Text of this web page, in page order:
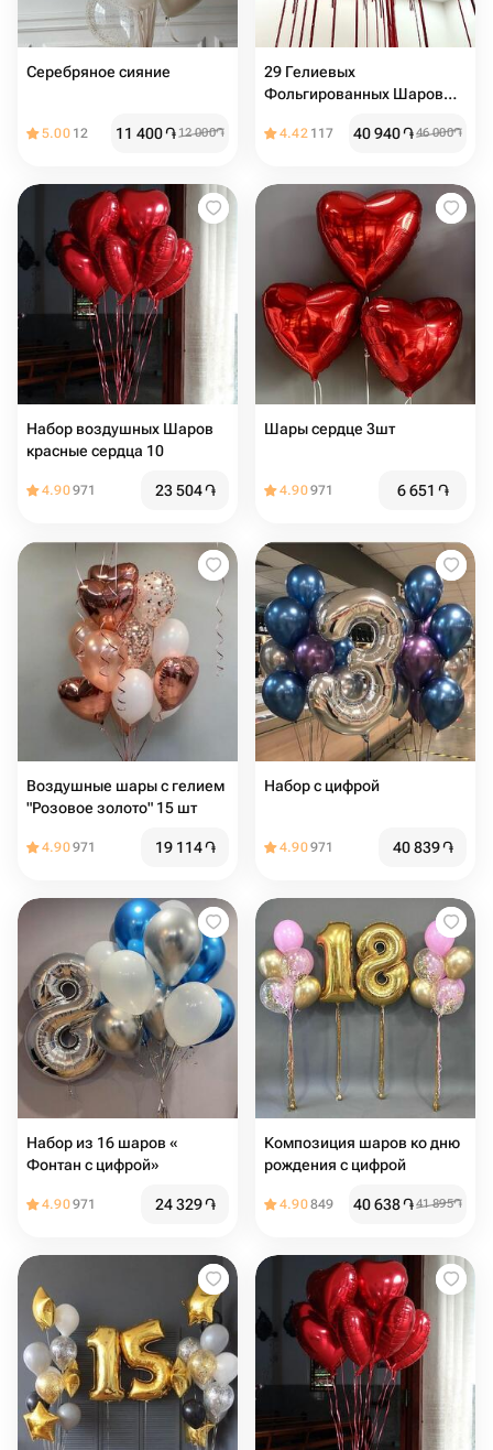
Серебряное сияние
5.00 12 11 400֏12 000֏
29 Гелиевых
Фольгированных Шаров
Настроения
4.42 117 40 940֏46 000֏
Набор воздушных Шаров
красные сердца 10
4.90971 23 504֏
Шары сердце 3шт
4.90971 6 651 ֏
Воздушные шары с гелием
"Розовое золото" 15 шт
4.90971 19 114֏
Набор с цифрой
4.90971 40 839֏
Набор из 16 шаров «
Фонтан с цифрой»
4.90971 24 329֏
Композиция шаров ко дню
рождения с цифрой
4.90849 40 638֏41 895֏